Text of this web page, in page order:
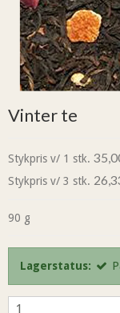
Vinter te
Stykpris v/ 1 stk.
Stykpris v/ 3 stk.
90 g
Lagerstatus: